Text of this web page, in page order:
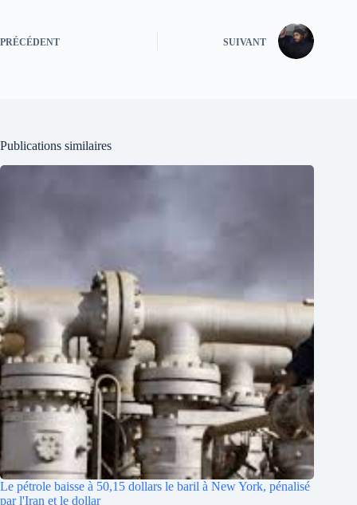
PRÉCÉDENT SUIVANT
Publications similaires
Le pétrole baisse à 50,15 dollars le baril à New York, pénalisé
par l'Iran et le dollar